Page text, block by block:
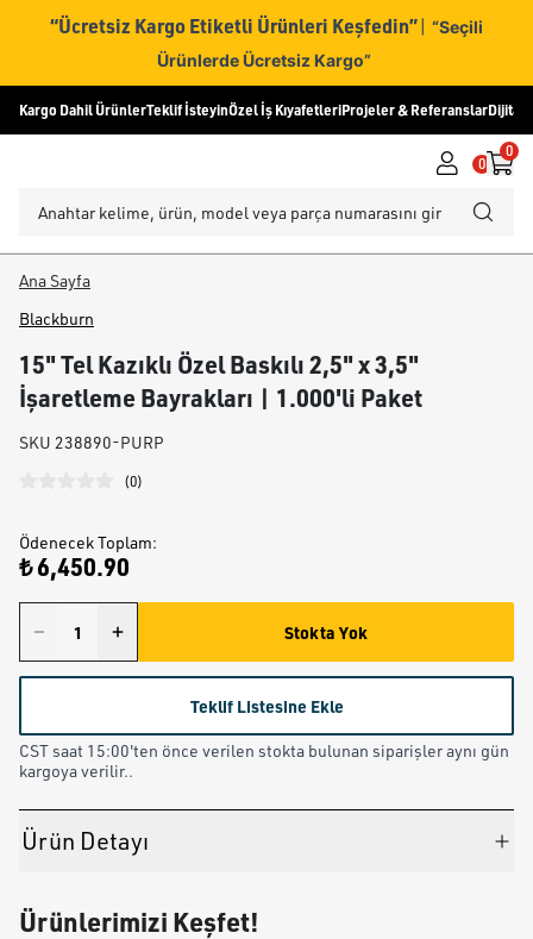
“Ücretsiz Kargo Etiketli Ürünleri Keşfedin” | “Seçili
Ürünlerde Ücretsiz Kargo”
Kargo Dahil ÜrünlerTeklif İsteyinÖzel İş KıyafetleriProjeler & ReferanslarDijital
0
0
Ana Sayfa
Blackburn
15" Tel Kazıklı Özel Baskılı 2,5" x 3,5"
İşaretleme Bayrakları | 1.000'li Paket
SKU 238890-PURP
(0)
Ödenecek Toplam:
₺ 6,450.90
Stokta Yok
Teklif Listesine Ekle
CST saat 15:00'ten önce verilen stokta bulunan siparişler aynı gün
kargoya verilir..
Ürün Detayı
Ürünlerimizi Keşfet!